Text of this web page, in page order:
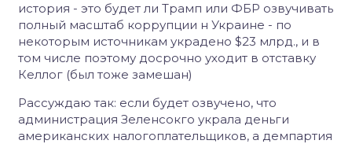
история - это будет ли Трамп или ФБР озвучивать
полный масштаб коррупции н Украине - по
некоторым источникам украдено $23 млрд., и в
том числе поэтому досрочно уходит в отставку
Келлог (был тоже замешан)
Рассуждаю так: если будет озвучено, что
администрация Зеленсокго украла деньги
американских налогоплательщиков, а демпартия